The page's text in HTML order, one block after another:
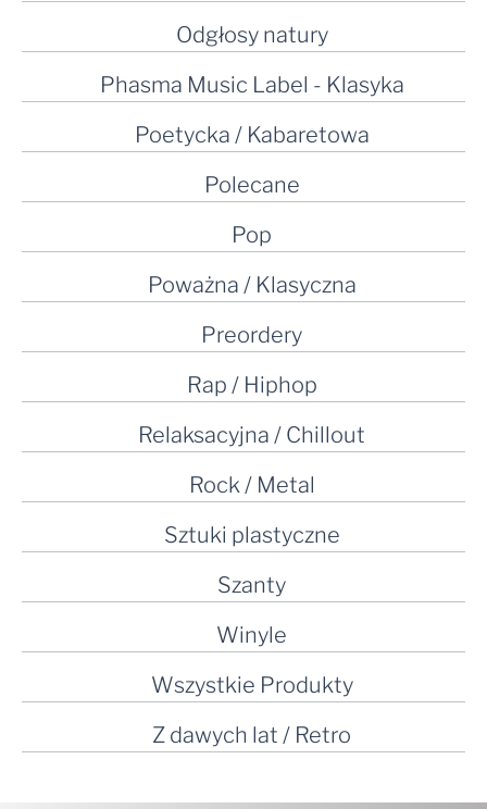
Odgłosy natury
Phasma Music Label - Klasyka
Poetycka / Kabaretowa
Polecane
Pop
Poważna / Klasyczna
Preordery
Rap / Hiphop
Relaksacyjna / Chillout
Rock / Metal
Sztuki plastyczne
Szanty
Winyle
Wszystkie Produkty
Z dawych lat / Retro